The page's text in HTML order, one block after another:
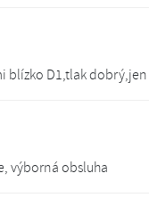
blízko D1,tlak
výborná obsluha